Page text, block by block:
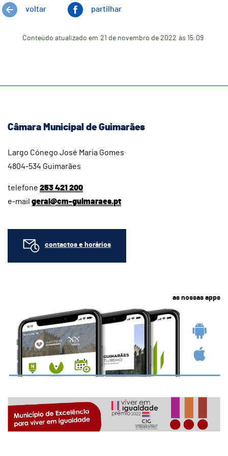
voltar partilhar
Conteúdo atualizado em 21 de novembro de 2022 às 15:09
Câmara Municipal de Guimarães
Largo Cónego José Maria Gomes
4804-534 Guimarães
telefone 253 421 200
e-mail geral@cm-guimaraes.pt
contactos e horários
as nossas apps